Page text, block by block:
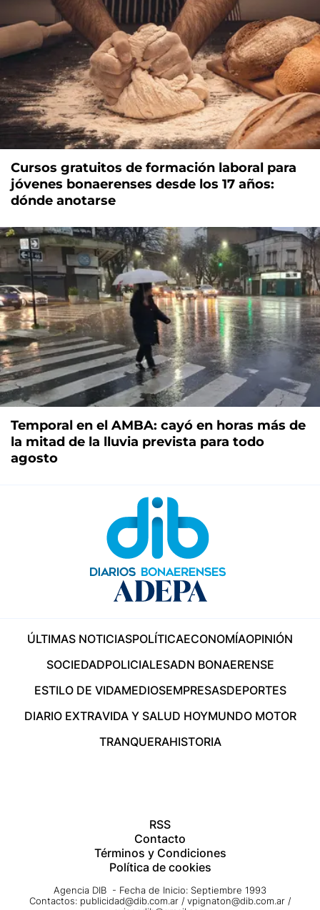
Cursos gratuitos de formación laboral para
jóvenes bonaerenses desde los 17 años:
dónde anotarse
Temporal en el AMBA: cayó en horas más de
la mitad de la lluvia prevista para todo
agosto
ÚLTIMAS NOTICIASPOLÍTICAECONOMÍAOPINIÓN
SOCIEDADPOLICIALESADN BONAERENSE
ESTILO DE VIDAMEDIOSEMPRESASDEPORTES
DIARIO EXTRAVIDA Y SALUD HOYMUNDO MOTOR
TRANQUERAHISTORIA
RSS
Contacto
Términos y Condiciones
Política de cookies
Agencia DIB - Fecha de Inicio: Septiembre 1993
Contactos: publicidad@dib.com.ar / vpignaton@dib.com.ar /